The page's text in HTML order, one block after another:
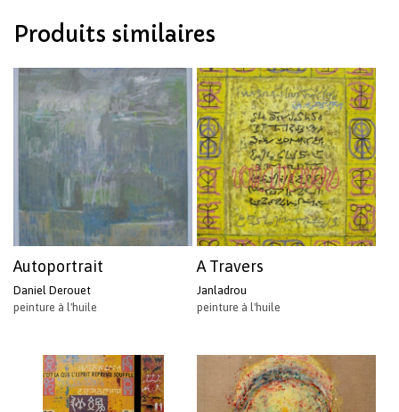
Produits similaires
Autoportrait
Daniel Derouet
peinture à l'huile
A Travers
Janladrou
peinture à l'huile